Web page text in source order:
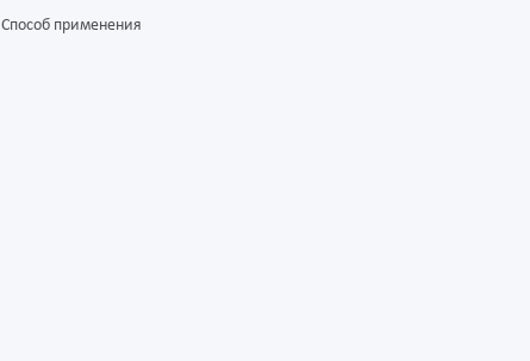
Способ применения